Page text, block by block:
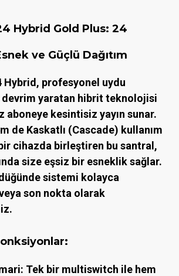
Hybrid Gold Plus: 24
ve Güçlü Dağıtım
Hybrid , profesyonel uydu
yaratan hibrit teknolojisi
aboneye kesintisiz yayın sunar.
de Kaskatlı (Cascade) kullanım
cihazda birleştiren bu santral,
size eşsiz bir esneklik sağlar.
sistemi kolayca
son nokta olarak
Tek bir multiswitch ile hem